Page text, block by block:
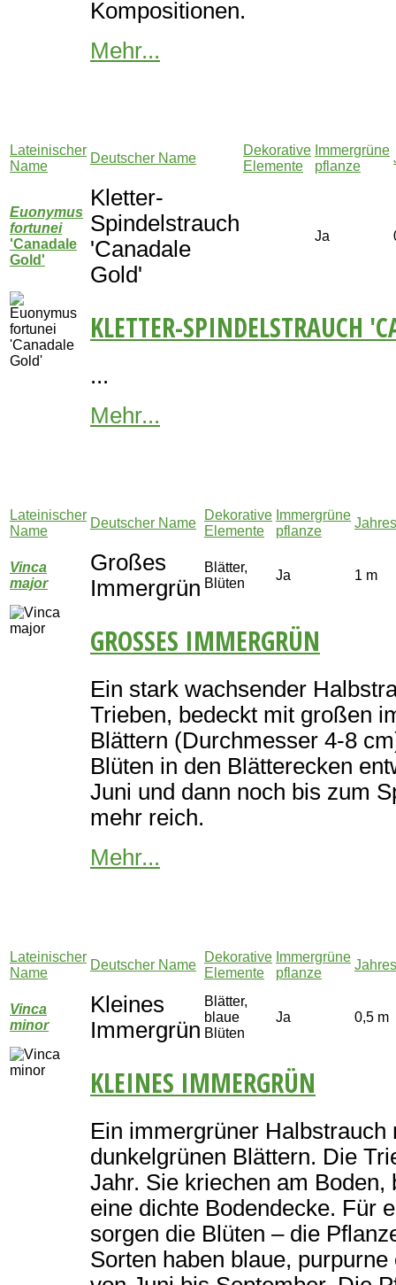
Kompositionen.
Mehr...
Lateinischer
Name
Deutscher Name
Dekorative
Elemente
Immergrüne
pflanze
Euonymus
fortunei
'Canadale
Gold'
Kletter-
Spindelstrauch
'Canadale
Gold'
Ja
KLETTER-SPINDELSTRAUCH
...
Mehr...
Lateinischer
Name
Deutscher Name
Dekorative
Elemente
Immergrüne
pflanze
Vinca
major
Großes
Immergrün
Blätter,
Blüten
Ja 1 m
GROSSES IMMERGRÜN
Ein stark wachsender
Trieben, bedeckt mit großen
Blättern (Durchmesser 4-8
Blüten in den Blätterecken
Juni und dann noch bis zum
mehr reich.
Mehr...
Lateinischer
Name
Deutscher Name
Dekorative
Elemente
Immergrüne
pflanze
Vinca
minor
Kleines
Immergrün
Blätter,
blaue
Blüten
Ja 0,5 m
KLEINES IMMERGRÜN
Ein immergrüner Halbstrauch
dunkelgrünen Blättern. Die
Jahr. Sie kriechen am
eine dichte Bodendecke. Für
sorgen die Blüten – die
Sorten haben blaue,